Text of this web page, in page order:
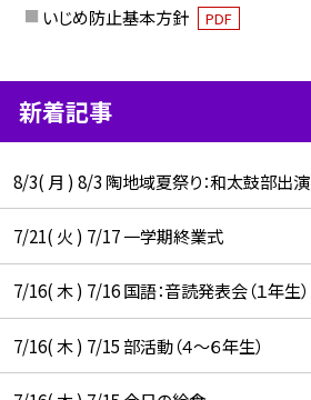
いじめ防止基本方針 PDF
新着記事
8/3( 月 ) 8/3 陶地域夏祭り：和太鼓部出演
7/21( 火 ) 7/17 一学期終業式
7/16( 木 ) 7/16 国語：音読発表会（１年生）
7/16( 木 ) 7/15 部活動（４～６年生）